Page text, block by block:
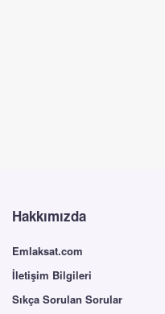
Hakkımızda
Emlaksat.com
İletişim Bilgileri
Sıkça Sorulan Sorular